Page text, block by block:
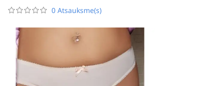
0 Atsauksme(s)